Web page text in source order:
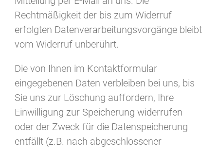
Rechtmäßigkeit der bis zum Widerruf
erfolgten Datenverarbeitungsvorgänge bleibt
vom Widerruf unberührt.
Die von Ihnen im Kontaktformular
eingegebenen Daten verbleiben bei uns, bis
Sie uns zur Löschung auffordern, Ihre
Einwilligung zur Speicherung widerrufen
oder der Zweck für die Datenspeicherung
entfällt (z.B. nach abgeschlossener